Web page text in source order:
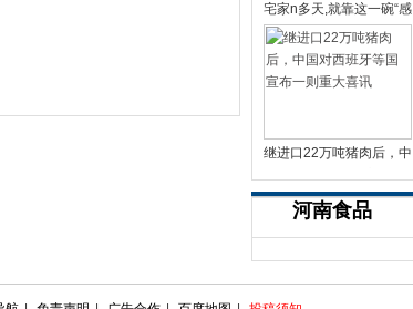
宅家n多天,就靠这一碗“感
冒灵味“的拉面说
继进口22万吨猪肉后，中
河南食品